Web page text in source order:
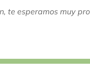
te esperamos muy